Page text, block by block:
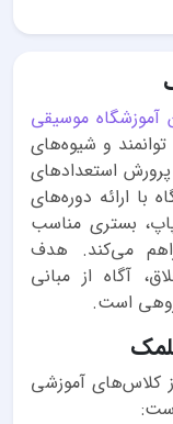
آموزشگاه موسیقی
و شیوه‌های
استعدادهای
با ارائه دوره‌های
بستری مناسب
می‌کند. هدف
آگاه از مبانی
است.
کلاس‌های آموزشی